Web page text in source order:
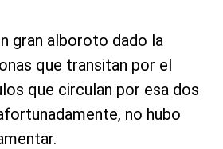
gran alboroto dado la
que transitan por el
que circulan por esa dos
no hubo